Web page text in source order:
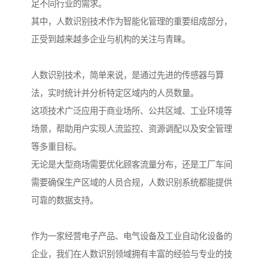
足不同行业的需求。
其中，人数识别技术作为智能化管理的重要组成部分，
正受到越来越多企业与机构的关注与青睐。
人数识别技术，简单来说，是通过先进的传感器与算
法，实时统计并分析特定区域内的人员数量。
这项技术广泛应用于商业场所、公共区域、工业环境等
场景，帮助用户实现人流监控、资源调配以及安全管理
等多重目标。
无论是大型商场需要优化顾客流量分布，还是工厂车间
需要确保生产区域的人员合规，人数识别系统都能提供
可靠的数据支持。
作为一家经营电子产品、电气设备及工业自动化设备的
企业，我们在人数识别领域拥有丰富的经验与专业的技